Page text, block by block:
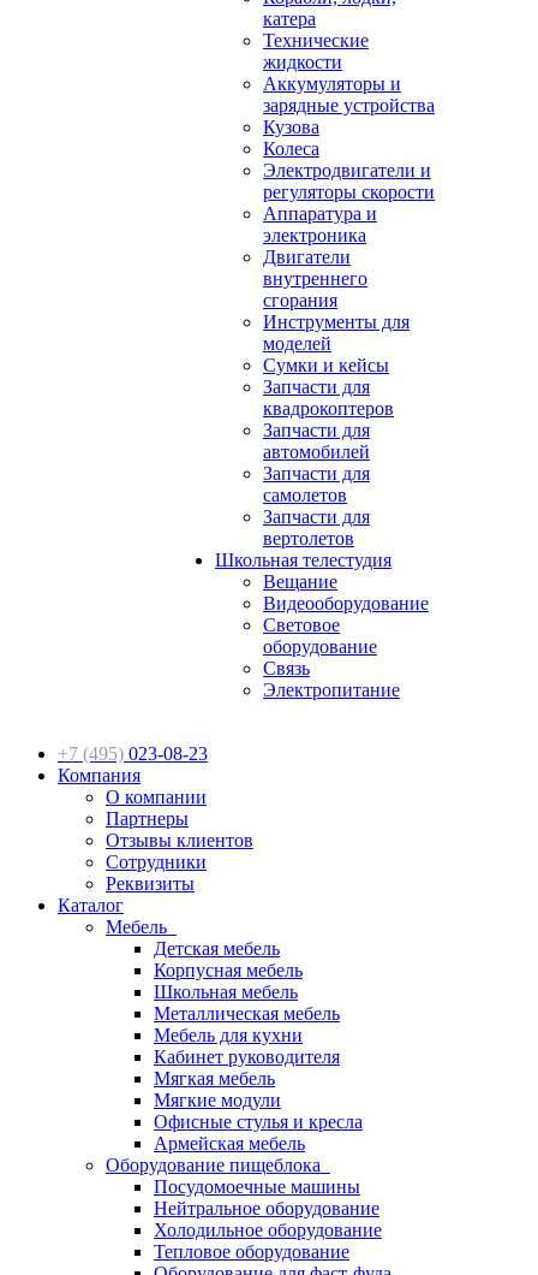
катера
Технические
жидкости
Аккумуляторы и
зарядные устройства
Кузова
Колеса
Электродвигатели и
регуляторы скорости
Аппаратура и
электроника
Двигатели
внутреннего
сгорания
Инструменты для
моделей
Сумки и кейсы
Запчасти для
квадрокоптеров
Запчасти для
автомобилей
Запчасти для
самолетов
Запчасти для
вертолетов
Школьная телестудия
Вещание
Видеооборудование
Световое
оборудование
Связь
Электропитание
+7 (495) 023-08-23
Компания
О компании
Партнеры
Отзывы клиентов
Сотрудники
Реквизиты
Каталог
Мебель
Детская мебель
Корпусная мебель
Школьная мебель
Металлическая мебель
Мебель для кухни
Кабинет руководителя
Мягкая мебель
Мягкие модули
Офисные стулья и кресла
Армейская мебель
Оборудование пищеблока
Посудомоечные машины
Нейтральное оборудование
Холодильное оборудование
Тепловое оборудование